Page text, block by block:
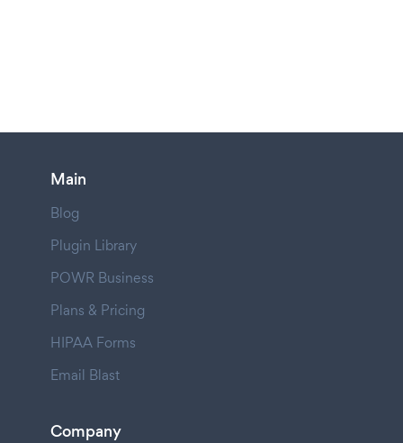
Main
Blog
Plugin Library
POWR Business
Plans & Pricing
HIPAA Forms
Email Blast
Company